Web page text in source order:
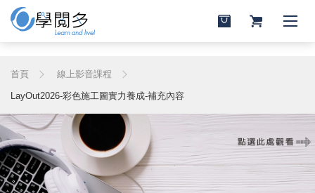
首頁 線上影音課程
LayOut2026-彩色施工圖實力養成-補充內容